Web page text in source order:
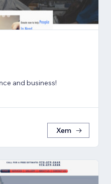
and business!
Xem